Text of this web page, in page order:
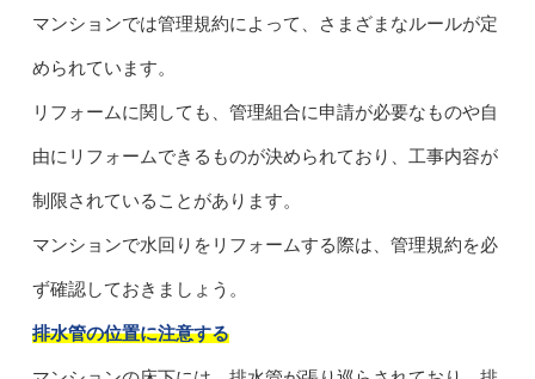
マンションでは管理規約によって、さまざまなルールが定
められています。
リフォームに関しても、管理組合に申請が必要なものや自
由にリフォームできるものが決められており、工事内容が
制限されていることがあります。
マンションで水回りをリフォームする際は、管理規約を必
ず確認しておきましょう。
排水管の位置に注意する